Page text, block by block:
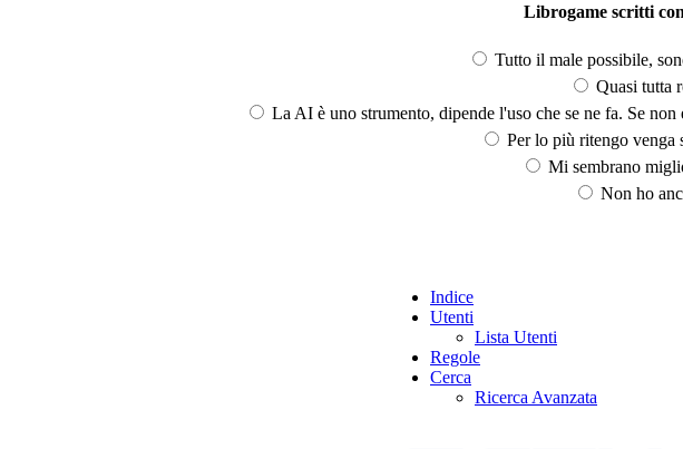
Librogame scritti
Tutto il male possibile,
Quasi tutta
La AI è uno strumento, dipende l'uso che se ne fa. Se
Per lo più ritengo venga
Mi sembrano
Non ho
Indice
Utenti
Lista Utenti
Regole
Cerca
Ricerca Avanzata